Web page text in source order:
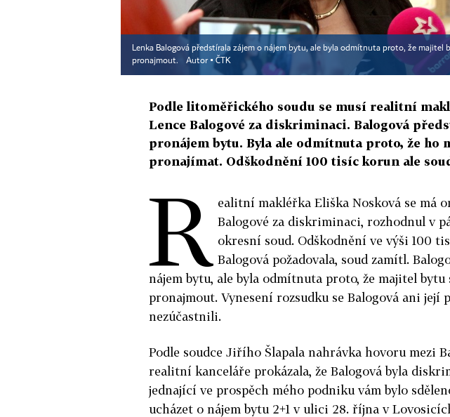
Lenka Balogová předstírala zájem o nájem bytu, ale byla odmítnuta proto, že majitel
pronajmout.
Autor ▪ČTK
Podle litoměřického soudu se musí realitní
Lence Balogové za diskriminaci. Balogová
pronájem bytu. Byla ale odmítnuta proto, že ho
pronajímat. Odškodnění 100 tisíc korun ale
R ealitní makléřka Eliška Nosková se má
Balogové za diskriminaci, rozhodnul v
okresní soud. Odškodnění ve výši 100
Balogová požadovala, soud zamítl.
nájem bytu, ale byla odmítnuta proto, že majitel bytu
pronajmout. Vynesení rozsudku se Balogová ani její
nezúčastnili.
Podle soudce Jiřího Šlapala nahrávka hovoru mezi
realitní kanceláře prokázala, že Balogová byla
jednající ve prospěch mého podniku vám bylo
ucházet o nájem bytu 2+1 v ulici 28. října v